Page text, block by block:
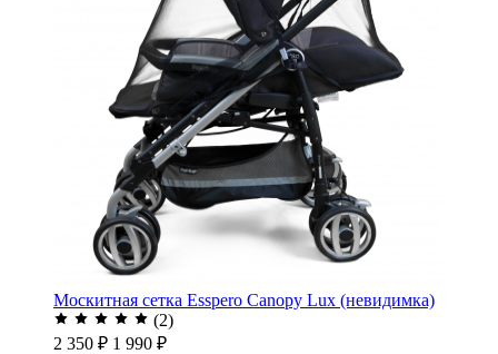
Москитная сетка Esspero Canopy Lux (невидимка)
(2)
2 350 ₽ 1 990 ₽